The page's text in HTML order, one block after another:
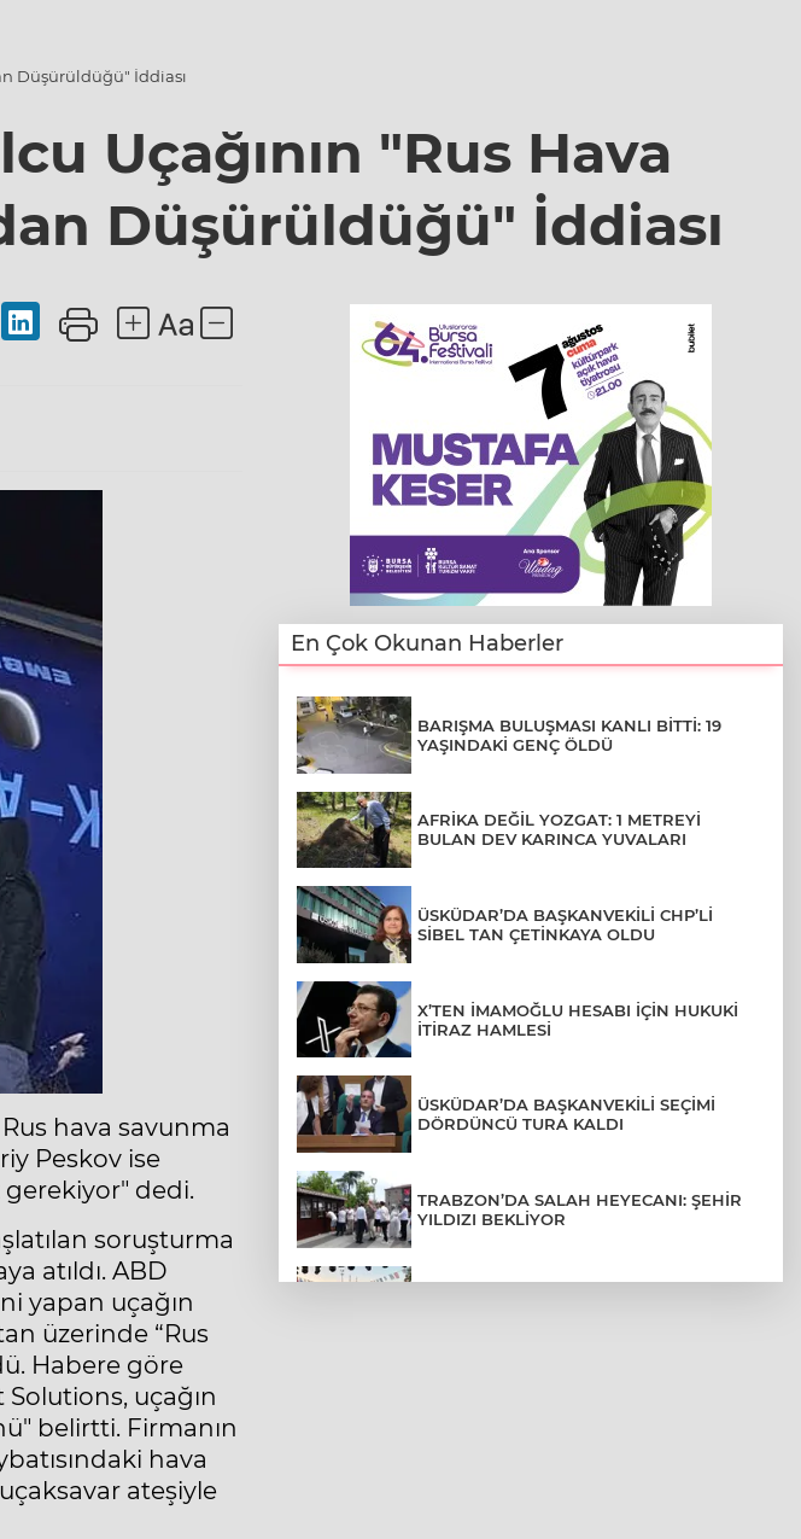
Düşürüldüğü" İddiası
Uçağının "Rus Hava
Düşürüldüğü" İddiası
hava savunma
Peskov ise
dedi.
soruşturma
atıldı. ABD
yapan uçağın
üzerinde “Rus
Habere göre
Solutions, uçağın
belirtti. Firmanın
hava
ateşiyle
En Çok Okunan Haberler
BARIŞMA BULUŞMASI KANLI BİTTİ: 19
YAŞINDAKİ GENÇ ÖLDÜ
AFRİKA DEĞİL YOZGAT: 1 METREYİ
BULAN DEV KARINCA YUVALARI
ÜSKÜDAR’DA BAŞKANVEKİLİ CHP’Lİ
SİBEL TAN ÇETİNKAYA OLDU
X’TEN İMAMOĞLU HESABI İÇİN HUKUKİ
İTİRAZ HAMLESİ
ÜSKÜDAR’DA BAŞKANVEKİLİ SEÇİMİ
DÖRDÜNCÜ TURA KALDI
TRABZON’DA SALAH HEYECANI: ŞEHİR
YILDIZI BEKLİYOR